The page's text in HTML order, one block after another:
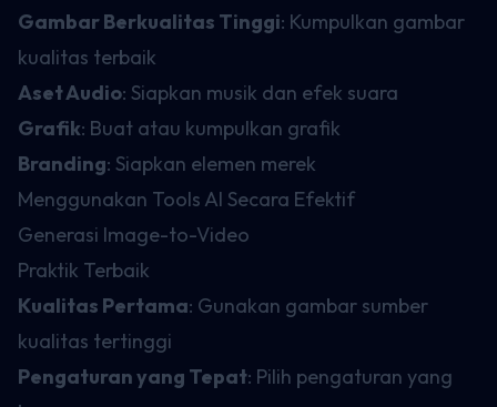
Gambar Berkualitas Tinggi: Kumpulkan gambar
kualitas terbaik
Aset Audio: Siapkan musik dan efek suara
Grafik: Buat atau kumpulkan grafik
Branding: Siapkan elemen merek
Menggunakan Tools AI Secara Efektif
Generasi Image-to-Video
Praktik Terbaik
Kualitas Pertama: Gunakan gambar sumber
kualitas tertinggi
Pengaturan yang Tepat: Pilih pengaturan yang